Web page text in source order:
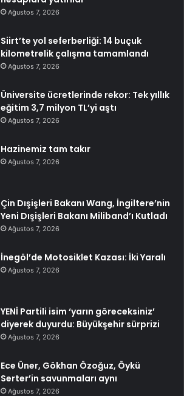
Ağustos 7, 2026
Siirt’te yol seferberliği: 14 buçuk
kilometrelik çalışma tamamlandı
Ağustos 7, 2026
Üniversite ücretlerinde rekor: Tek yıllık
eğitim 3,7 milyon TL’yi aştı
Ağustos 7, 2026
Hazinemiz tam takır
Ağustos 7, 2026
Çin Dışişleri Bakanı Wang, İngiltere’nin
Yeni Dışişleri Bakanı Miliband’ı Kutladı
Ağustos 7, 2026
İnegöl’de Motosiklet Kazası: İki Yaralı
Ağustos 7, 2026
YENİ Partili isim ‘yarın göreceksiniz’
diyerek duyurdu: Büyükşehir sürprizi
Ağustos 7, 2026
Ece Üner, Gökhan Özoğuz, Öykü
Serter’in savunmaları aynı
Ağustos 7, 2026